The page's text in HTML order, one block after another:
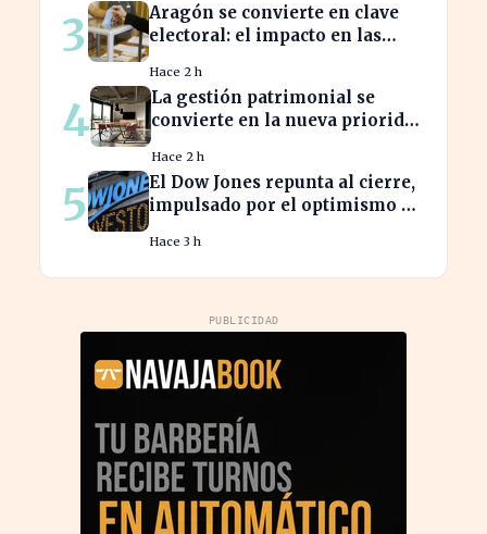
3
Aragón se convierte en clave
electoral: el impacto en las
Hace 2 h
4
La gestión patrimonial se
convierte en la nueva prioridad
Hace 2 h
5
El Dow Jones repunta al cierre,
impulsado por el optimismo en
Hace 3 h
PUBLICIDAD